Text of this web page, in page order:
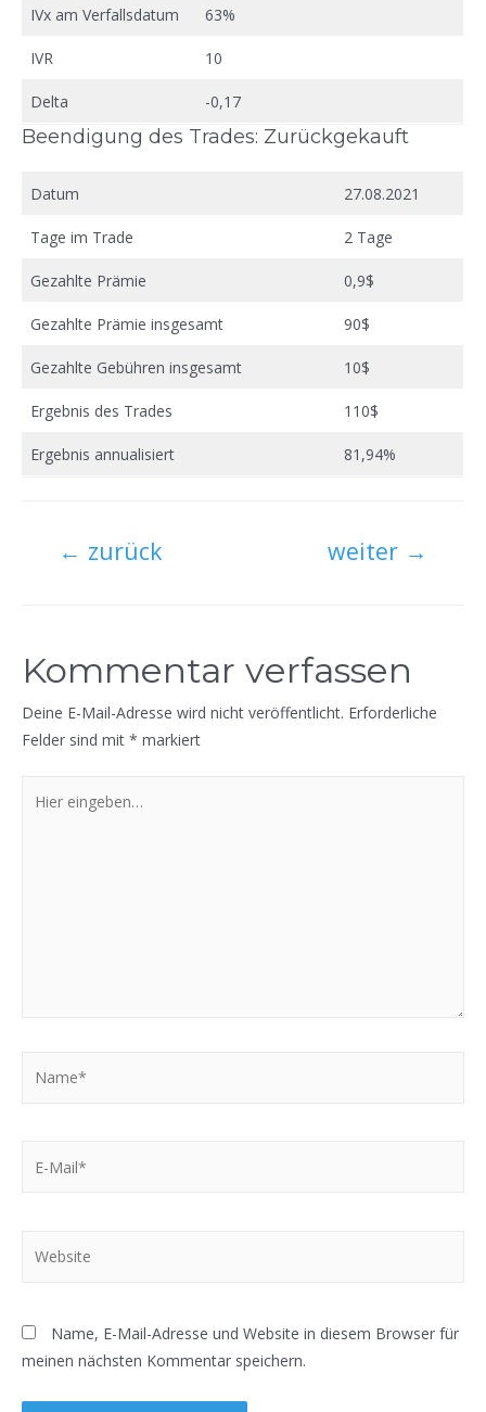
IVx am Verfallsdatum 63%
IVR 10
Delta -0,17
Beendigung des Trades: Zurückgekauft
Datum 27.08.2021
Tage im Trade 2 Tage
Gezahlte Prämie 0,9$
Gezahlte Prämie insgesamt 90$
Gezahlte Gebühren insgesamt 10$
Ergebnis des Trades 110$
Ergebnis annualisiert 81,94%
← zurück weiter →
Kommentar verfassen
Deine E-Mail-Adresse wird nicht veröffentlicht. Erforderliche
Felder sind mit * markiert
eingeben…
Name, E-Mail-Adresse und Website in diesem Browser für
meinen nächsten Kommentar speichern.